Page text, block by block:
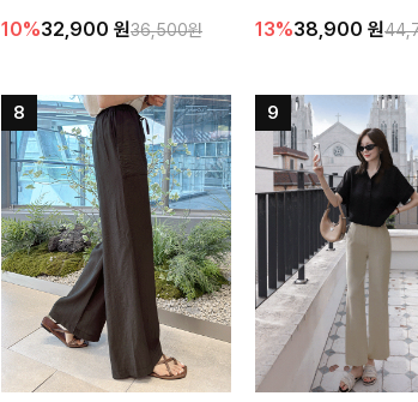
숏·기본·롱 기장과 와이드·부츠컷 핏까지 취
10%32,900 원36,500원
분위기를 더해주는 블라우스
좋아요
13%38,900 원